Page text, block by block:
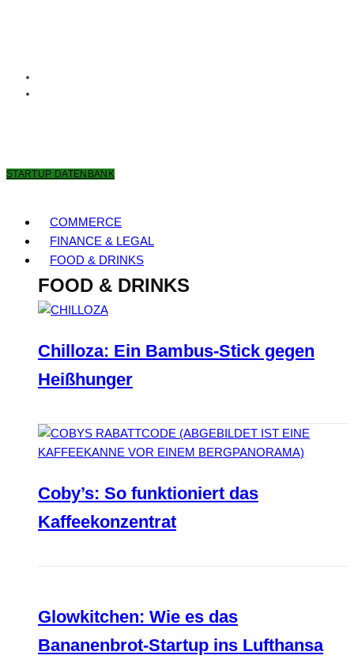
STARTUP DATENBANK
COMMERCE
FINANCE & LEGAL
FOOD & DRINKS
FOOD & DRINKS
Chilloza: Ein Bambus-Stick gegen
Heißhunger
Coby’s: So funktioniert das
Kaffeekonzentrat
Glowkitchen: Wie es das
Bananenbrot-Startup ins Lufthansa